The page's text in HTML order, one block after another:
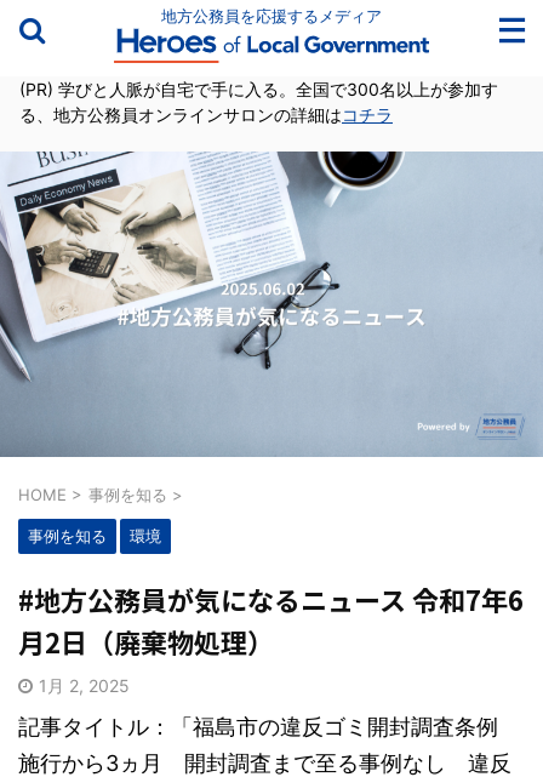
地方公務員を応援するメディア
(PR) 学びと人脈が自宅で手に入る。全国で300名以上が参加す
る、地方公務員オンラインサロンの詳細はコチラ
HOME > 事例を知る >
事例を知る 環境
#地方公務員が気になるニュース 令和7年6
月2日（廃棄物処理）
1月 2, 2025
記事タイトル：「福島市の違反ゴミ開封調査条例
施行から3ヵ月 開封調査まで至る事例なし 違反